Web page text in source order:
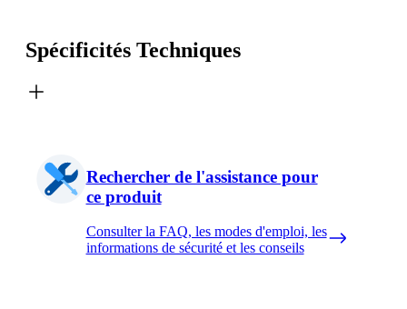
Spécificités Techniques
Rechercher de l'assistance pour
ce produit
Consulter la FAQ, les modes d'emploi, les
informations de sécurité et les conseils